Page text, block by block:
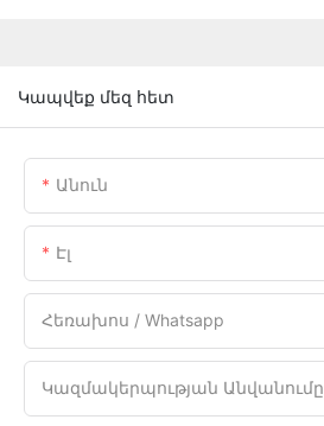
Կապվեք մեզ հետ
Անուն
Էլ
Հեռախոս / Whatsapp
Կազմակերպության Անվանումը